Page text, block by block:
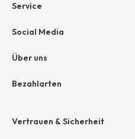
AGB
Widerruf
Impressum
Service
Geschenkgutscheine
Größentabelle
Social Media
Über uns
Unternehmen
Bezahlarten
Amazon Pay
Vertrauen & Sicherheit